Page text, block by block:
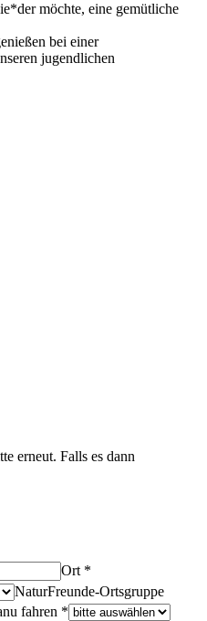
möchte, eine gemütliche
bei einer
jugendlichen
erneut. Falls es dann
Ort *
NaturFreunde-Ortsgruppe
fahren *